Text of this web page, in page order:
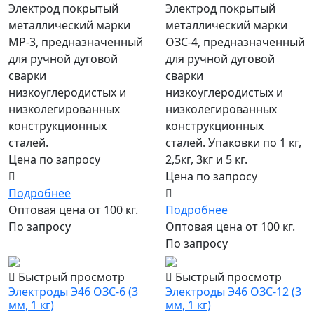
Электрод покрытый
металлический марки
МР-3, предназначенный
для ручной дуговой
сварки
низкоуглеродистых и
низколегированных
конструкционных
сталей.
Цена по запросу
Подробнее
Оптовая цена от 100 кг.
По запросу
Электрод покрытый
металлический марки
ОЗС-4, предназначенный
для ручной дуговой
сварки
низкоуглеродистых и
низколегированных
конструкционных
сталей. Упаковки по 1 кг,
2,5кг, 3кг и 5 кг.
Цена по запросу
Подробнее
Оптовая цена от 100 кг.
По запросу
Быстрый просмотр
Электроды Э46 ОЗС-6 (3
мм, 1 кг)
Быстрый просмотр
Электроды Э46 ОЗС-12 (3
мм, 1 кг)